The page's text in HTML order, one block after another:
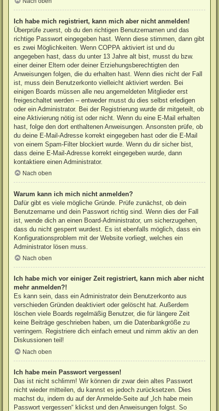
Ich habe mich registriert, kann mich aber nicht anmelden!
Überprüfe zuerst, ob du den richtigen Benutzernamen und das
richtige Passwort eingegeben hast. Wenn diese stimmen, dann gibt
es zwei Möglichkeiten. WennCOPPA aktiviert ist und du
angegeben hast, dass du unter 13 Jahre alt bist, musst du bzw.
einer deiner Eltern oder deiner Erziehungsberechtigten den
Anweisungen folgen, die du erhalten hast. Wenn dies nicht der Fall
ist, muss dein Benutzerkonto vielleicht aktiviert werden. Bei
einigen Boards müssen alle neu angemeldeten Mitglieder erst
freigeschaltet werden – entweder musst du dies selbst erledigen
oder ein Administrator. Bei der Registrierung wurde dir mitgeteilt, ob
eine Aktivierung nötig ist oder nicht. Wenn du eine E-Mail erhalten
hast, folge den dort enthaltenen Anweisungen. Ansonsten prüfe, ob
du deine E-Mail-Adresse korrekt eingegeben hast oder die E-Mail
von einem Spam-Filter blockiert wurde. Wenn du dir sicher bist,
dass deine E-Mail-Adresse korrekt eingegeben wurde, dann
kontaktiere einen Administrator.
Nach oben
Warum kann ich mich nicht anmelden?
Dafür gibt es viele mögliche Gründe. Prüfe zunächst, ob dein
Benutzername und dein Passwort richtig sind. Wenn dies der Fall
ist, wende dich an einen Board-Administrator, um sicherzugehen,
dass du nicht gesperrt wurdest. Es ist ebenfalls möglich, dass ein
Konfigurationsproblem mit der Website vorliegt, welches ein
Administrator lösen muss.
Nach oben
Ich habe mich vor einiger Zeit registriert, kann mich aber nicht
mehr anmelden?!
Es kann sein, dass ein Administrator dein Benutzerkonto aus
verschieden Gründen deaktiviert oder gelöscht hat. Außerdem
löschen viele Boards regelmäßig Benutzer, die für längere Zeit
keine Beiträge geschrieben haben, um die Datenbankgröße zu
verringern. Registriere dich einfach erneut und nimm aktiv an den
Diskussionen teil!
Nach oben
Ich habe mein Passwort vergessen!
Das ist nicht schlimm! Wir können dir zwar dein altes Passwort
nicht wieder mitteilen, du kannst es jedoch zurücksetzen. Dies
machst du, indem du auf der Anmelde-Seite auf „Ich habe mein
Passwort vergessen“ klickst und den Anweisungen folgst. So